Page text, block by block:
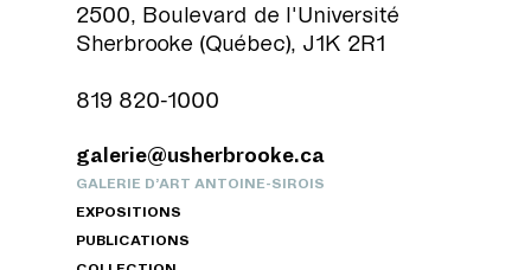
2500, Boulevard de l'Université
Sherbrooke (Québec), J1K 2R1
819 820-1000
galerie@usherbrooke.ca
GALERIE D’ART ANTOINE-SIROIS
EXPOSITIONS
PUBLICATIONS